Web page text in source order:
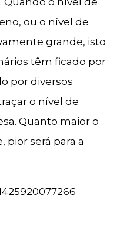
ou o nível de
grande, isto
têm ficado por
por diversos
o nível de
Quanto maior o
pior será para a